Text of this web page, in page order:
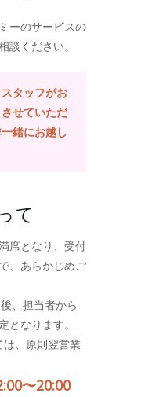
ーのサービスの
談ください。
タッフがお
せていただ
緒にお越し
て
席となり、受付
、あらかじめご
、担当者から
となります。
、原則翌営業
〜20:00